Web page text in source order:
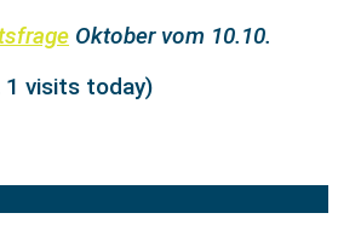
Oktober vom 10.10.
visits today)